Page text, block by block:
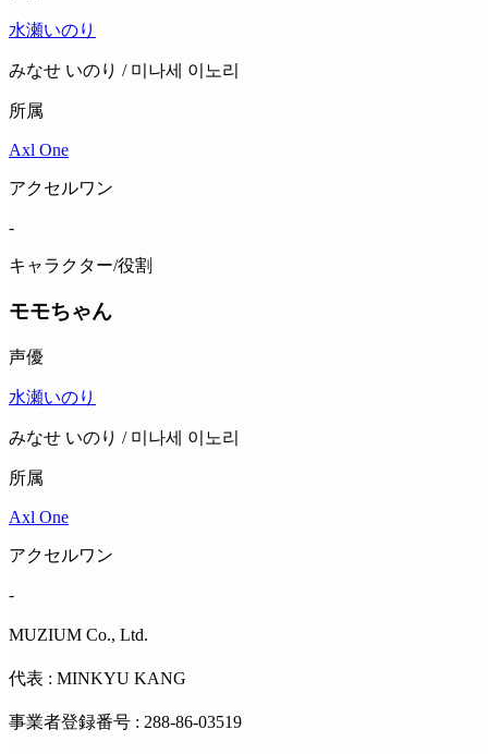
水瀬いのり
みなせ いのり / 미나세 이노리
所属
Axl One
アクセルワン
-
キャラクター/役割
モモちゃん
声優
水瀬いのり
みなせ いのり / 미나세 이노리
所属
Axl One
アクセルワン
-
MUZIUM Co., Ltd.
代表 : MINKYU KANG
事業者登録番号 : 288-86-03519